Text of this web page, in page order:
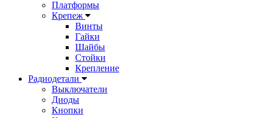
Платформы
Крепеж
Винты
Гайки
Шайбы
Стойки
Крепление
Радиодетали
Выключатели
Диоды
Кнопки